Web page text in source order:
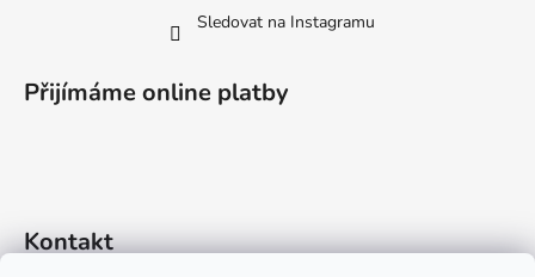
Sledovat na Instagramu
Přijímáme online platby
Kontakt